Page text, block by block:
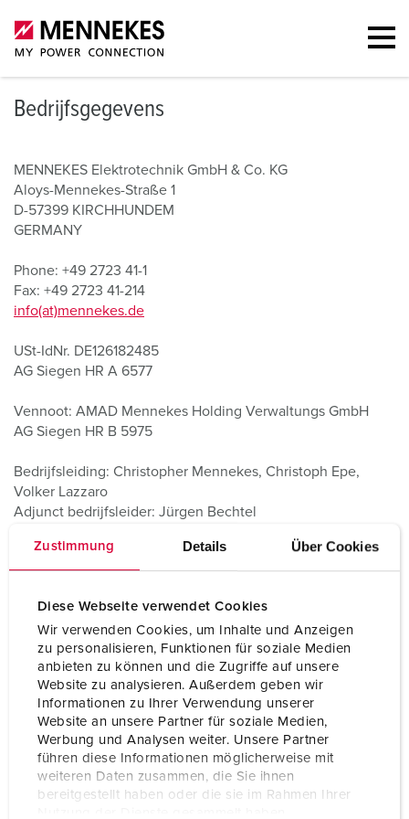
Zustimmung Details Über Cookies
Diese Webseite verwendet Cookies
Wir verwenden Cookies, um Inhalte und Anzeigen
zu personalisieren, Funktionen für soziale Medien
anbieten zu können und die Zugriffe auf unsere
Website zu analysieren. Außerdem geben wir
Informationen zu Ihrer Verwendung unserer
Website an unsere Partner für soziale Medien,
Werbung und Analysen weiter. Unsere Partner
führen diese Informationen möglicherweise mit
weiteren Daten zusammen, die Sie ihnen
bereitgestellt haben oder die sie im Rahmen Ihrer
Bedrijfsgegevens
MENNEKES Elektrotechnik GmbH & Co. KG
Aloys-Mennekes-Straße 1
D-57399 KIRCHHUNDEM
GERMANY
Phone: +49 2723 41-1
Fax: +49 2723 41-214
info(at)mennekes.de
USt-IdNr. DE126182485
AG Siegen HR A 6577
Vennoot: AMAD Mennekes Holding Verwaltungs GmbH
AG Siegen HR B 5975
Bedrijfsleiding: Christopher Mennekes, Christoph Epe,
Volker Lazzaro
Adjunct bedrijfsleider: Jürgen Bechtel
Disclaimer:
De informatie op onze website is onderheving aan de
auteursrechten van MENNEKES Elektrotechnik GmbH & Co.
KG, tenzij anders aangegeven. Alle rechten voorbehouden.
Het gebruik van deze informatie mag alleen plaatsvinden
na onze schriftelijke toestemming.
De beelden die op de website www.MENNEKES.nl worden
gepubliceerd mogen niet zonder toestemming vooraf op